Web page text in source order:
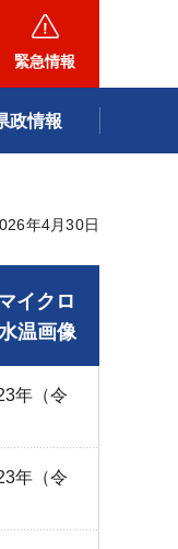
緊急情報
政情報
年4月30日
イクロ
温画像
年（令
年（令